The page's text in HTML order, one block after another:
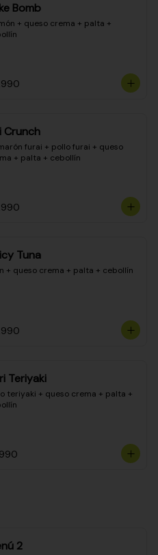
Bomb
+ queso crema + palta +
Crunch
furai + pollo furai + queso
+ palta + cebollín
Tuna
+ queso crema + palta + cebollín
Teriyaki
teriyaki + queso crema + palta +
2